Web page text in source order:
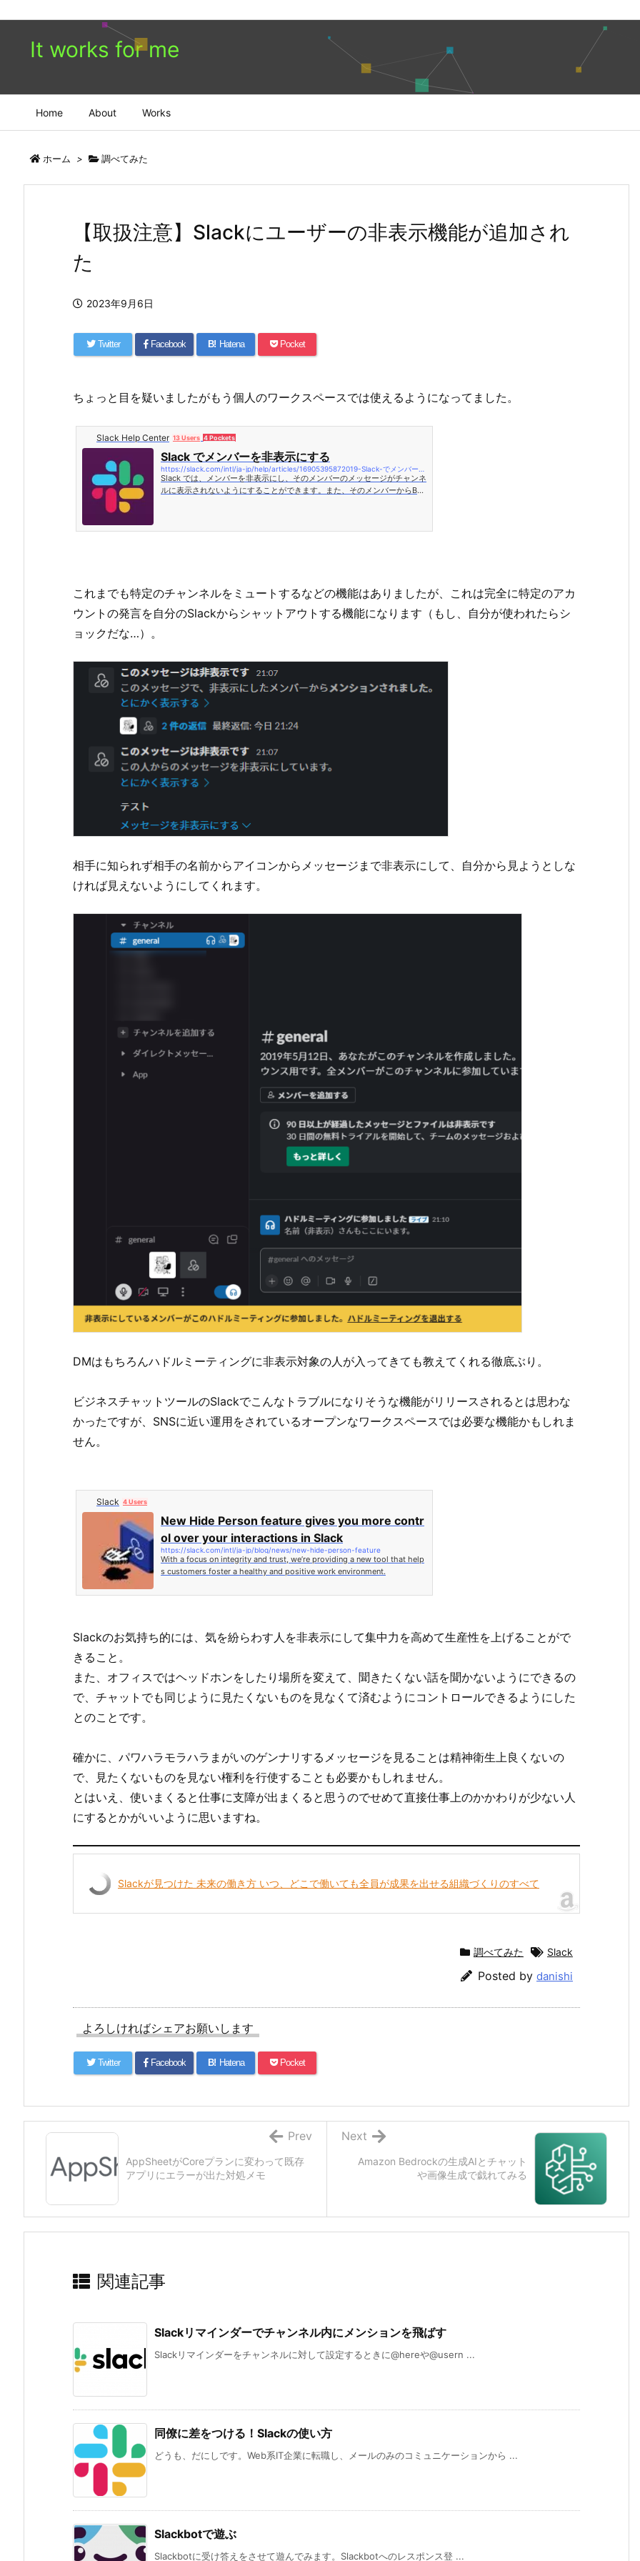
It works for me
Home About Works
ホーム > 調べてみた
【取扱注意】Slackにユーザーの非表示機能が追加され
た
2023年9月6日
Twitter Facebook B! Hatena Pocket
ちょっと目を疑いましたがもう個人のワークスペースでは使えるようになってました。
Slack Help Center 13 Users 4 Pockets
Slack でメンバーを非表示にする
Slack では、メンバーを非表示にし、そのメンバーのメッセージがチャンネ
ルに表示されないようにすることができます。また、そのメンバーからBA
これまでも特定のチャンネルをミュートするなどの機能はありましたが、これは完全に特定のアカ
ウントの発言を自分のSlackからシャットアウトする機能になります（もし、自分が使われたらシ
ョックだな…）。
相手に知られず相手の名前からアイコンからメッセージまで非表示にして、自分から見ようとしな
ければ見えないようにしてくれます。
DMはもちろんハドルミーティングに非表示対象の人が入ってきても教えてくれる徹底ぶり。
ビジネスチャットツールのSlackでこんなトラブルになりそうな機能がリリースされるとは思わな
かったですが、SNSに近い運用をされているオープンなワークスペースでは必要な機能かもしれま
せん。
Slack 4 Users
New Hide Person feature gives you more contr
ol over your interactions in Slack
https://slack.com/intl/ja-jp/blog/news/new-hide-person-feature
With a focus on integrity and trust, we’re providing a new tool that help
s customers foster a healthy and positive work environment.
Slackのお気持ち的には、気を紛らわす人を非表示にして集中力を高めて生産性を上げることがで
きること。
また、オフィスではヘッドホンをしたり場所を変えて、聞きたくない話を聞かないようにできるの
で、チャットでも同じように見たくないものを見なくて済むようにコントロールできるようにした
とのことです。
確かに、パワハラモラハラまがいのゲンナリするメッセージを見ることは精神衛生上良くないの
で、見たくないものを見ない権利を行使することも必要かもしれません。
とはいえ、使いまくると仕事に支障が出まくると思うのでせめて直接仕事上のかかわりが少ない人
にするとかがいいように思いますね。
Slackが見つけた 未来の働き方 いつ、どこで働いても全員が成果を出せる組織づくりのすべて
調べてみた Slack
Posted by danishi
よろしければシェアお願いします
Twitter Facebook B! Hatena Pocket
Amazon Bedrockの生成AIとチャット
や画像生成で戯れてみる
Next
AppSheetがCoreプランに変わって既存
アプリにエラーが出た対処メモ
Prev
関連記事
Slackリマインダーでチャンネル内にメンションを飛ばす
Slackリマインダーをチャンネルに対して設定するときに@hereや@usern ...
同僚に差をつける！Slackの使い方
どうも、だにしです。Web系IT企業に転職し、メールのみのコミュニケーションから ...
Slackbotで遊ぶ
Slackbotに受け答えをさせて遊んでみます。Slackbotへのレスポンス登 ...